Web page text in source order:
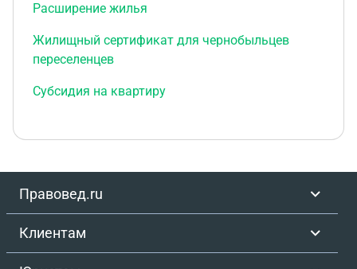
Расширение жилья
Жилищный сертификат для чернобыльцев
переселенцев
Субсидия на квартиру
Правовед.ru
Клиентам